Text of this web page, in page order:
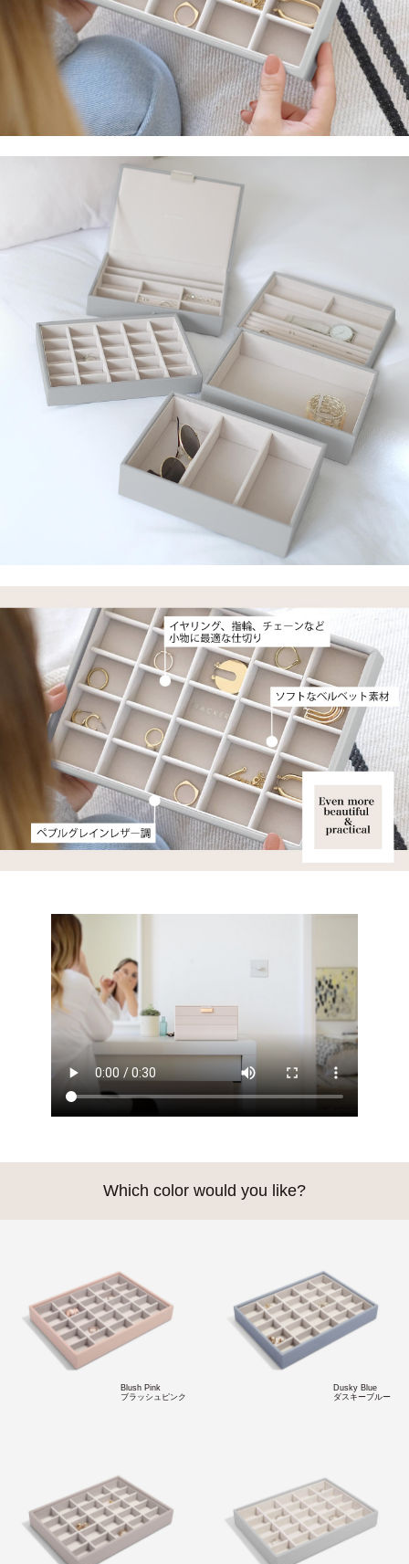
Which color would you like?
Blush Pink
ブラッシュピンク
Dusky Blue
ダスキーブルー